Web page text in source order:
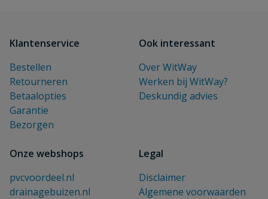
Klantenservice
Bestellen
Retourneren
Betaalopties
Garantie
Bezorgen
Ook interessant
Over WitWay
Werken bij WitWay?
Deskundig advies
Onze webshops
pvcvoordeel.nl
drainagebuizen.nl
Legal
Disclaimer
Algemene voorwaarden